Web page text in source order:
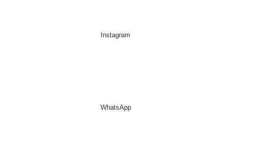
Instagram
WhatsApp